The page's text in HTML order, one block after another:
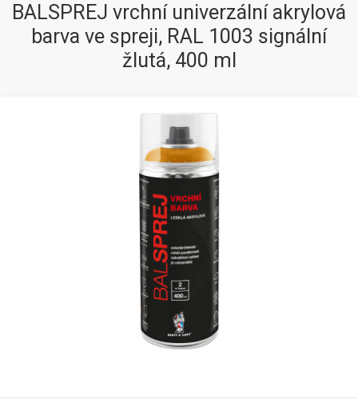
BALSPREJ vrchní univerzální akrylová
barva ve spreji, RAL 1003 signální
žlutá, 400 ml